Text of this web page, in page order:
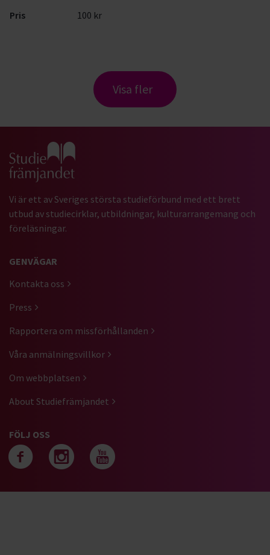
Pris
100 kr
Visa fler
Gå till studiefrämjandets startsida
Vi är ett av Sveriges största studieförbund med ett brett
utbud av studiecirklar, utbildningar, kulturarrangemang och
föreläsningar.
GENVÄGAR
Kontakta oss
Press
Rapportera om missförhållanden
Våra anmälningsvillkor
Om webbplatsen
About Studiefrämjandet
FÖLJ OSS
Följ oss på facebook
Följ oss på
Följ oss på